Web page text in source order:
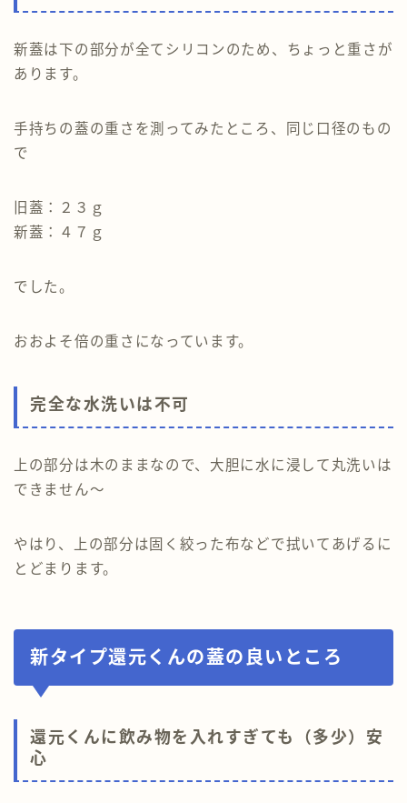
新蓋は下の部分が全てシリコンのため、ちょっと重さが
あります。
手持ちの蓋の重さを測ってみたところ、同じ口径のもの
で
旧蓋：２３ｇ
新蓋：４７ｇ
でした。
おおよそ倍の重さになっています。
完全な水洗いは不可
上の部分は木のままなので、大胆に水に浸して丸洗いは
できません～
やはり、上の部分は固く絞った布などで拭いてあげるに
とどまります。
新タイプ還元くんの蓋の良いところ
還元くんに飲み物を入れすぎても（多少）安
心